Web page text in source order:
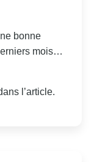
bonne
mois…
l’article.